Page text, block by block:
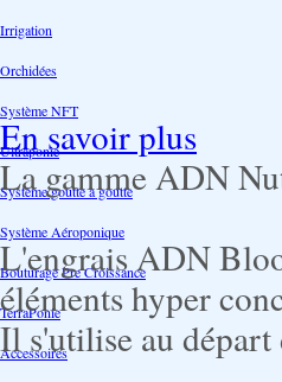
Irrigation
Orchidées
Système NFT
Ultraponie
Système goutte à goutte
Système Aéroponique
Bouturage Pre Croissance
TerraPonie
Accessoires
En savoir plus
La gamme ADN
L'engrais ADN
éléments hyper
Il s'utilise au